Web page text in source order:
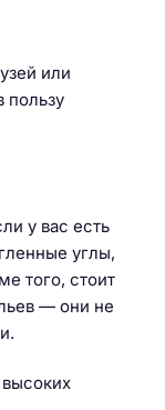
или
пользу
у вас есть
углы,
того, стоит
— они не